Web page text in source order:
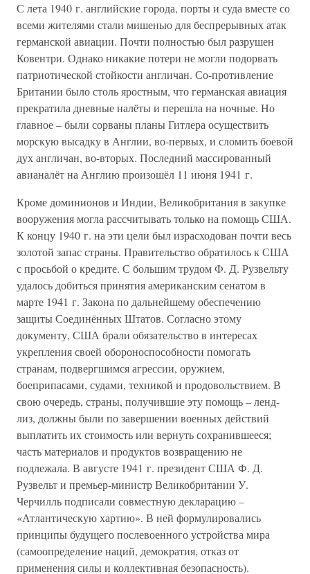
С лета 1940 г. английские города, порты и суда вместе со
всеми жителями стали мишенью для беспрерывных атак
германской авиации. Почти полностью был разрушен
Ковентри. Однако никакие потери не могли подорвать
патриотической стойкости англичан. Со-противление
Британии было столь яростным, что германская авиация
прекратила дневные налёты и перешла на ночные. Но
главное – были сорваны планы Гитлера осуществить
морскую высадку в Англии, во-первых, и сломить боевой
дух англичан, во-вторых. Последний массированный
авианалёт на Англию произошёл 11 июня 1941 г.
Кроме доминионов и Индии, Великобритания в закупке
вооружения могла рассчитывать только на помощь США.
К концу 1940 г. на эти цели был израсходован почти весь
золотой запас страны. Правительство обратилось к США
с просьбой о кредите. С большим трудом Ф. Д. Рузвельту
удалось добиться принятия американским сенатом в
марте 1941 г. Закона по дальнейшему обеспечению
защиты Соединённых Штатов. Согласно этому
документу, США брали обязательство в интересах
укрепления своей обороноспособности помогать
странам, подвергшимся агрессии, оружием,
боеприпасами, судами, техникой и продовольствием. В
свою очередь, страны, получившие эту помощь – ленд-
лиз, должны были по завершении военных действий
выплатить их стоимость или вернуть сохранившееся;
часть материалов и продуктов возвращению не
подлежала. В августе 1941 г. президент США Ф. Д.
Рузвельт и премьер-министр Великобритании У.
Черчилль подписали совместную декларацию –
«Атлантическую хартию». В ней формулировались
принципы будущего послевоенного устройства мира
(самоопределение наций, демократия, отказ от
применения силы и коллективная безопасность).